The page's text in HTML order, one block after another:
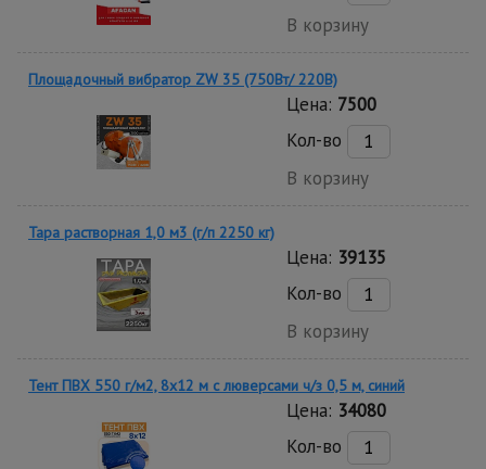
В корзину
Площадочный вибратор ZW 35 (750Вт/ 220В)
Цена: 7500
Кол-во
В корзину
Тара растворная 1,0 м3 (г/п 2250 кг)
Цена: 39135
Кол-во
В корзину
Тент ПВХ 550 г/м2, 8х12 м с люверсами ч/з 0,5 м, синий
Цена: 34080
Кол-во